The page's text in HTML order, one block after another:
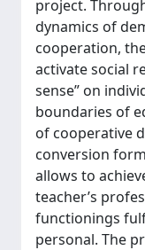
project.
dynamics of
cooperation,
activate social
sense” on
boundaries of
of cooperative
conversion
allows to
teacher’s
functionings
personal. The